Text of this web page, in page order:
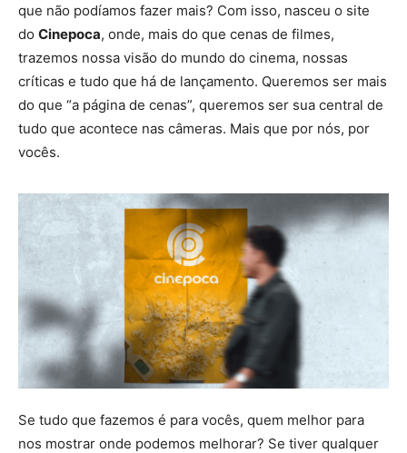
que não podíamos fazer mais? Com isso, nasceu o site
do Cinepoca, onde, mais do que cenas de filmes,
trazemos nossa visão do mundo do cinema, nossas
críticas e tudo que há de lançamento. Queremos ser mais
do que “a página de cenas”, queremos ser sua central de
tudo que acontece nas câmeras. Mais que por nós, por
vocês.
Se tudo que fazemos é para vocês, quem melhor para
nos mostrar onde podemos melhorar? Se tiver qualquer